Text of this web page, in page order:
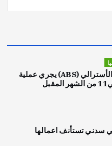
بلعبة كمال الاجسام
مكتب الإحصاءات الأسترالي (ABS) يجري عملية
سدني تستأنف اعمالها